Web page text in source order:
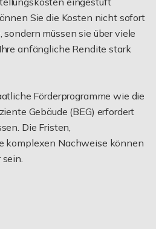
Sie die Kosten nicht sofort
müssen sie über viele
anfängliche Rendite stark
Förderprogramme wie die
Gebäude (BEG) erfordert
Die Fristen,
komplexen Nachweise können